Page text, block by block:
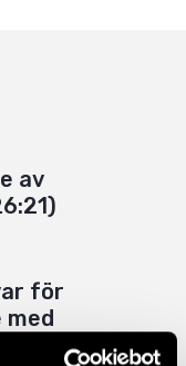
av
för
med
(SOU